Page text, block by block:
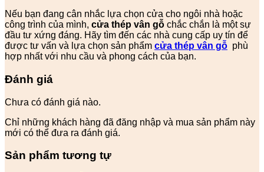
Nếu bạn đang cân nhắc lựa chọn cửa cho ngôi nhà hoặc
công trình của mình, cửa thép vân gỗ chắc chắn là một sự
đầu tư xứng đáng. Hãy tìm đến các nhà cung cấp uy tín để
được tư vấn và lựa chọn sản phẩm cửa thép vân gỗ phù
hợp nhất với nhu cầu và phong cách của bạn.
Đánh giá
Chưa có đánh giá nào.
Chỉ những khách hàng đã đăng nhập và mua sản phẩm này
mới có thể đưa ra đánh giá.
Sản phẩm tương tự